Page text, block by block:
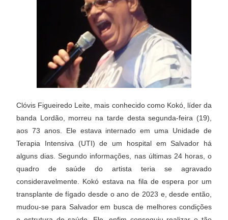
Clóvis Figueiredo Leite, mais conhecido como Kokó, líder da
banda Lordão, morreu na tarde desta segunda-feira (19),
aos 73 anos. Ele estava internado em uma Unidade de
Terapia Intensiva (UTI) de um hospital em Salvador há
alguns dias. Segundo informações, nas últimas 24 horas, o
quadro de saúde do artista teria se agravado
consideravelmente. Kokó estava na fila de espera por um
transplante de fígado desde o ano de 2023 e, desde então,
mudou-se para Salvador em busca de melhores condições